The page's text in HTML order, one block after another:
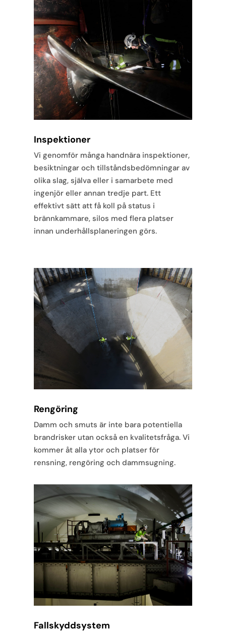
Inspektioner
Vi genomför många handnära inspektioner,
besiktningar och tillståndsbedömningar av
olika slag, själva eller i samarbete med
ingenjör eller annan tredje part. Ett
effektivt sätt att få koll på status i
brännkammare, silos med flera platser
innan underhållsplaneringen görs.
Rengöring
Damm och smuts är inte bara potentiella
brandrisker utan också en kvalitetsfråga. Vi
kommer åt alla ytor och platser för
rensning, rengöring och dammsugning.
Fallskyddsystem